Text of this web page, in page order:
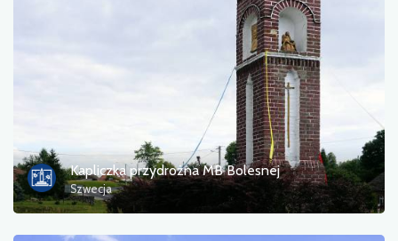
Kapliczka przydrożna MB Bolesnej
Szwecja